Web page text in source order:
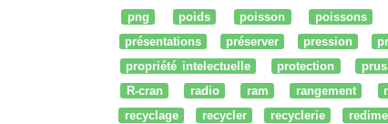
png
poids poisson poissons
présentations
préserver pression
propriété intelectuelle
protection
R-cran
radio ram rangement
recyclage
recycler recyclerie